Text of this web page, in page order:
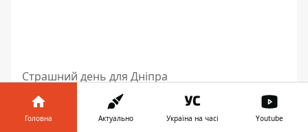
Страшний день для Дніпра
Нагадаємо,
Філатов розповів про наслідки
удару по Дніпрувдень 2 червня та про те,
Головна Актуально Україна на часі Youtube